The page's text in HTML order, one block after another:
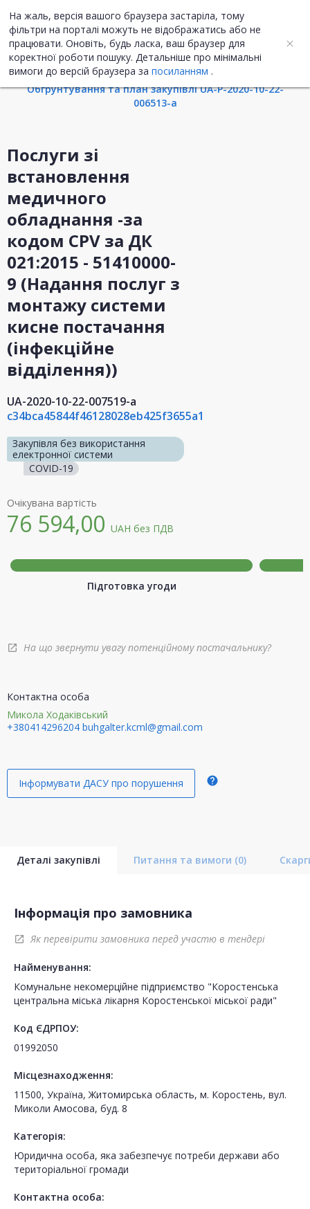
На жаль, версія вашого браузера застаріла, тому
фільтри на порталі можуть не відображатись або не
працювати. Оновіть, будь ласка, ваш браузер для
коректної роботи пошуку. Детальніше про мінімальні
вимоги до версій браузера за посиланням .
UA ENG
Інформація про закупівлю
Обгрунтування та план закупівлі UA-P-2020-10-22-
006513-a
Послуги зі
встановлення
медичного
обладнання -за
кодом CPV за ДК
021:2015 - 51410000-
9 (Надання послуг з
монтажу системи
кисне постачання
(інфекційне
відділення))
UA-2020-10-22-007519-a
c34bca45844f46128028eb425f3655a1
Закупівля без використання
електронної системи
COVID-19
Очікувана вартість
76 594,00 UAH без ПДВ
Підготовка угоди
open_in_new На що звернути увагу потенційному постачальнику?
Контактна особа
Микола Ходаківський
+380414296204 buhgalter.kcml@gmail.com
Інформувати ДАСУ про порушення help
Деталі закупівлі Питання та вимоги (0)
Інформація про замовника
open_in_new Як перевірити замовника перед участю в тендері
Найменування:
Комунальне некомерційне підприємство "Коростенська
центральна міська лікарня Коростенської міської ради"
Код ЄДРПОУ:
01992050
Місцезнаходження:
11500, Україна, Житомирська область, м. Коростень, вул.
Миколи Амосова, буд. 8
Категорія:
Юридична особа, яка забезпечує потреби держави або
територіальної громади
Контактна особа: